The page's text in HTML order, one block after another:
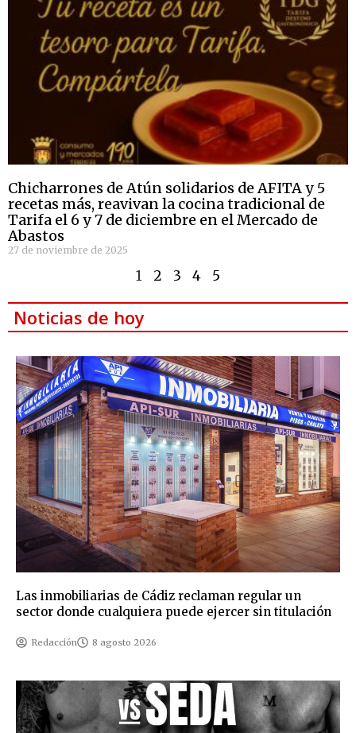
Chicharrones de Atún solidarios de AFITA y 5
recetas más, reavivan la cocina tradicional de
Tarifa el 6 y 7 de diciembre en el Mercado de
Abastos
27 de noviembre de 2025
1 2 3 4 5
Noticias de hoy
Las inmobiliarias de Cádiz reclaman regular un
sector donde cualquiera puede ejercer sin titulación
Redacción 8 agosto 2026